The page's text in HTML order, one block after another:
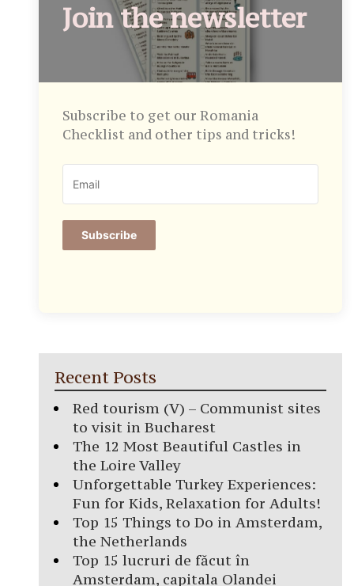
Join the newsletter
Subscribe to get our Romania
Checklist and other tips and tricks!
Subscribe
Recent Posts
Red tourism (V) – Communist sites
to visit in Bucharest
The 12 Most Beautiful Castles in
the Loire Valley
Unforgettable Turkey Experiences:
Fun for Kids, Relaxation for Adults!
Top 15 Things to Do in Amsterdam,
the Netherlands
Top 15 lucruri de făcut în
Amsterdam, capitala Olandei